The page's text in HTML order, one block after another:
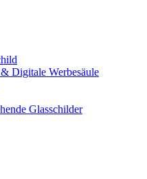
Digitale Werbesäule
Glasschilder